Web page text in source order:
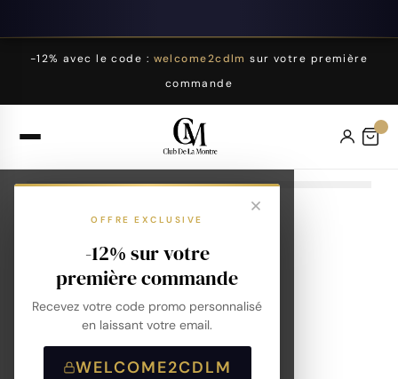
-12% avec le code : welcome2cdlm sur votre première
commande
OFFRE EXCLUSIVE
-12% sur votre
première commande
Recevez votre code promo personnalisé
en laissant votre email.
WELCOME2CDLM